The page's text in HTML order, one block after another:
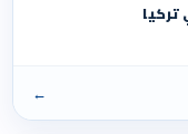
←